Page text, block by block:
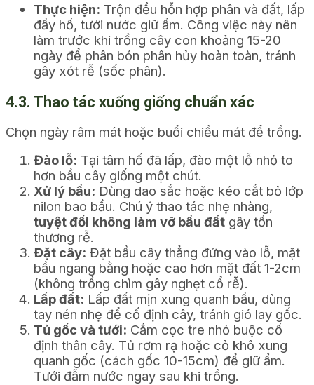
Thực hiện: Trộn đều hỗn hợp phân và đất, lấp
đầy hố, tưới nước giữ ẩm. Công việc này nên
làm trước khi trồng cây con khoảng 15-20
ngày để phân bón phân hủy hoàn toàn, tránh
gây xót rễ (sốc phân).
4.3. Thao tác xuống giống chuẩn xác
Chọn ngày râm mát hoặc buổi chiều mát để trồng.
Đào lỗ: Tại tâm hố đã lấp, đào một lỗ nhỏ to
hơn bầu cây giống một chút.
Xử lý bầu: Dùng dao sắc hoặc kéo cắt bỏ lớp
nilon bao bầu. Chú ý thao tác nhẹ nhàng,
tuyệt đối không làm vỡ bầu đất gây tổn
thương rễ.
Đặt cây: Đặt bầu cây thẳng đứng vào lỗ, mặt
bầu ngang bằng hoặc cao hơn mặt đất 1-2cm
(không trồng chìm gây nghẹt cổ rễ).
Lấp đất: Lấp đất mịn xung quanh bầu, dùng
tay nén nhẹ để cố định cây, tránh gió lay gốc.
Tủ gốc và tưới: Cắm cọc tre nhỏ buộc cố
định thân cây. Tủ rơm rạ hoặc cỏ khô xung
quanh gốc (cách gốc 10-15cm) để giữ ẩm.
Tưới đẫm nước ngay sau khi trồng.